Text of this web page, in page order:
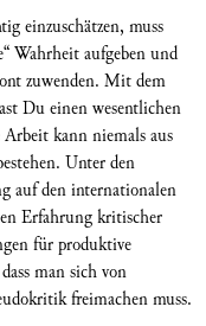
einzuschätzen, muss
Wahrheit aufgeben und
zuwenden. Mit dem
Du einen wesentlichen
kann niemals aus
Unter den
auf den internationalen
Erfahrung kritischer
für produktive
man sich von
freimachen muss.